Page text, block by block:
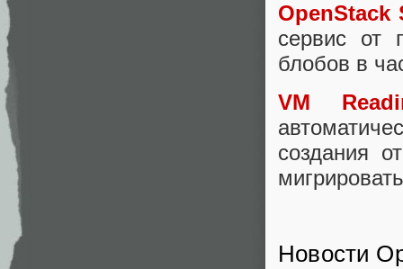
OpenStack
сервис от
блобов в
VM
создания
Новости